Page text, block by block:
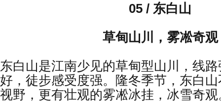
05 / 东白山
草甸山川，雾凇奇观
东白山是江南少见的草甸型山川，线
好，徒步感受度强。隆冬季节，东白
视野，更有壮观的雾凇冰挂，冰雪奇观